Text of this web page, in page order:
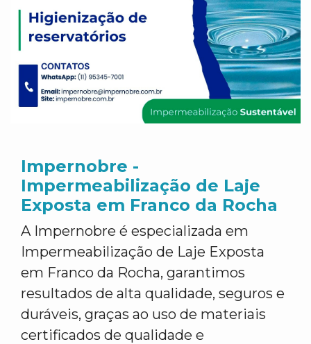
Impernobre -
Impermeabilização de Laje
Exposta em Franco da Rocha
A Impernobre é especializada em
Impermeabilização de Laje Exposta
em Franco da Rocha, garantimos
resultados de alta qualidade, seguros e
duráveis, graças ao uso de materiais
certificados de qualidade e